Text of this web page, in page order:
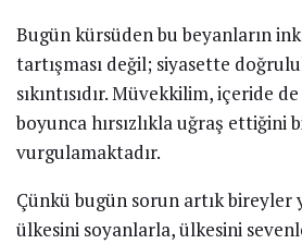
Bugün kürsüden bu beyanların
tartışması değil; siyasette
sıkıntısıdır. Müvekkilim, içeride
boyunca hırsızlıkla uğraş ettiğini
vurgulamaktadır.
Çünkü bugün sorun artık
ülkesini soyanlarla, ülkesini